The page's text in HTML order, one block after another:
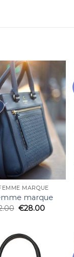
MARQUE
marque
€28.00